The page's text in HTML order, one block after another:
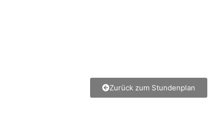
Zurück zum Stundenplan